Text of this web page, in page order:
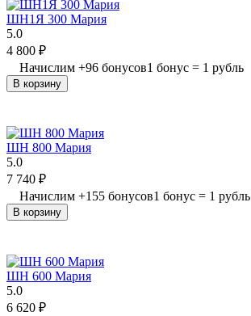
ШН1Я 300 Мария
5.0
4 800 ₽
Начислим +96 бонусов1 бонус = 1 рубль
В корзину
ШН 800 Мария
5.0
7 740 ₽
Начислим +155 бонусов1 бонус = 1 рубль
В корзину
ШН 600 Мария
5.0
6 620 ₽